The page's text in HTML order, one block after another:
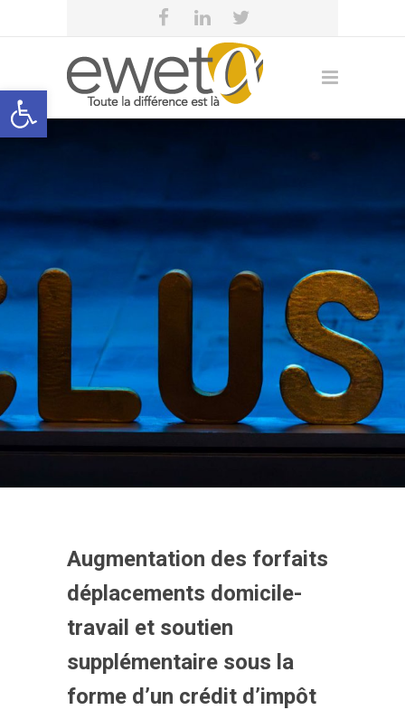
Open toolbar
eweta
Augmentation des forfaits
déplacements domicile-
travail et soutien
supplémentaire sous la
forme d’un crédit d’impôt